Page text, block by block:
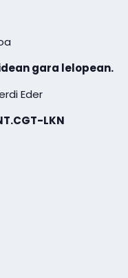
gara lelopean.
Eder
LKN